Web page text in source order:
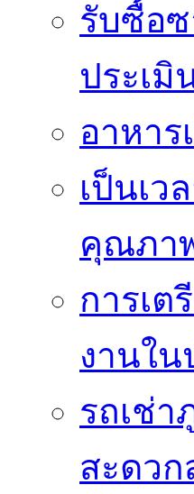
รับซื้อ
ประเมิ
อาหา
เป็นเ
คุณภา
การเต
งานใน
รถเช่า
สะดวก